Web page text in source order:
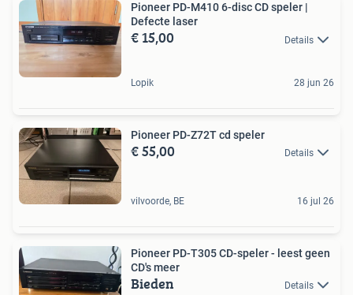
Pioneer PD-M410 6-disc CD speler |
Defecte laser
€ 15,00 Details
Lopik 28 jun 26
Pioneer PD-Z72T cd speler
€ 55,00 Details
vilvoorde, BE 16 jul 26
Pioneer PD-T305 CD-speler - leest geen
CD's meer
Bieden Details